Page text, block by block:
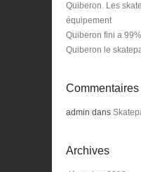
Quiberon. Les
équipement
Quiberon fini a
Quiberon le
admin dans
Archives